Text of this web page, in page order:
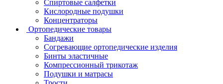
Спиртовые салфетки
Кислородные подушки
Концентраторы
Ортопедические товары
Бандажи
Согревающие ортопедические изделия
Бинты эластичные
Компрессионный трикотаж
Подушки и матрасы